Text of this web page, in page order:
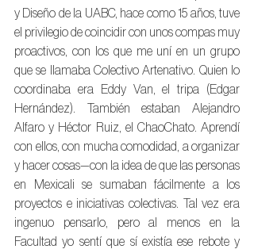
y Diseño de la UABC, hace como 15 años, tuve
el privilegio de coincidir con unos compas muy
proactivos, con los que me uní en un grupo
que se llamaba Colectivo Artenativo. Quien lo
coordinaba era Eddy Van, el tripa (Edgar
Hernández). También estaban Alejandro
Alfaro y Héctor Ruiz, el ChaoChato. Aprendí
con ellos, con mucha comodidad, a organizar
y hacer cosas—con la idea de que las personas
en Mexicali se sumaban fácilmente a los
proyectos e iniciativas colectivas. Tal vez era
ingenuo pensarlo, pero al menos en la
Facultad yo sentí que sí existía ese rebote y